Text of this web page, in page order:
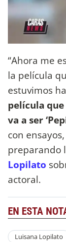
“Ahora me
la película
estuvimos
película
va a ser
con
preparando
Lopilato
actoral.
EN ESTA
Luisana Lopilato